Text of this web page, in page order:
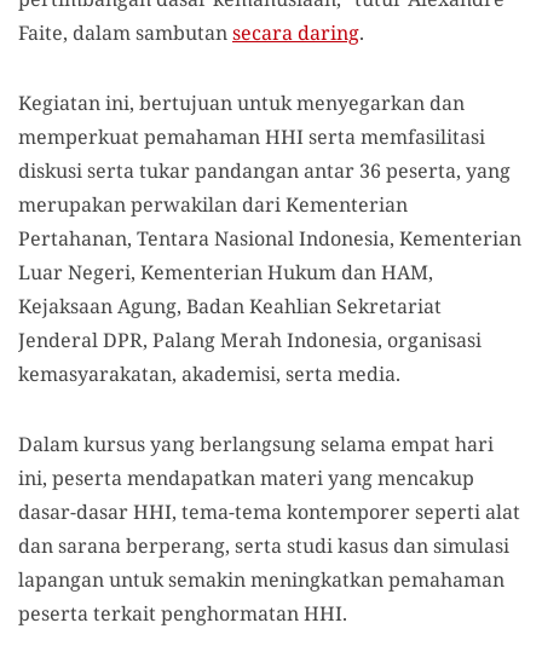
Faite, dalam sambutansecara daring.
Kegiatan ini, bertujuan untuk menyegarkan dan
memperkuat pemahaman HHI serta memfasilitasi
diskusi serta tukar pandangan antar 36 peserta, yang
merupakan perwakilan dari Kementerian
Pertahanan, Tentara Nasional Indonesia, Kementerian
Luar Negeri, Kementerian Hukum dan HAM,
Kejaksaan Agung, Badan Keahlian Sekretariat
Jenderal DPR, Palang Merah Indonesia, organisasi
kemasyarakatan, akademisi, serta media.
Dalam kursus yang berlangsung selama empat hari
ini, peserta mendapatkan materi yang mencakup
dasar-dasar HHI, tema-tema kontemporer seperti alat
dan sarana berperang, serta studi kasus dan simulasi
lapangan untuk semakin meningkatkan pemahaman
peserta terkait penghormatan HHI.